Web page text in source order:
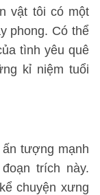
vật tôi có một
phong. Có thể
tình yêu quê
kỉ niệm tuổi
ấn tượng mạnh
trích này.
chuyện xưng